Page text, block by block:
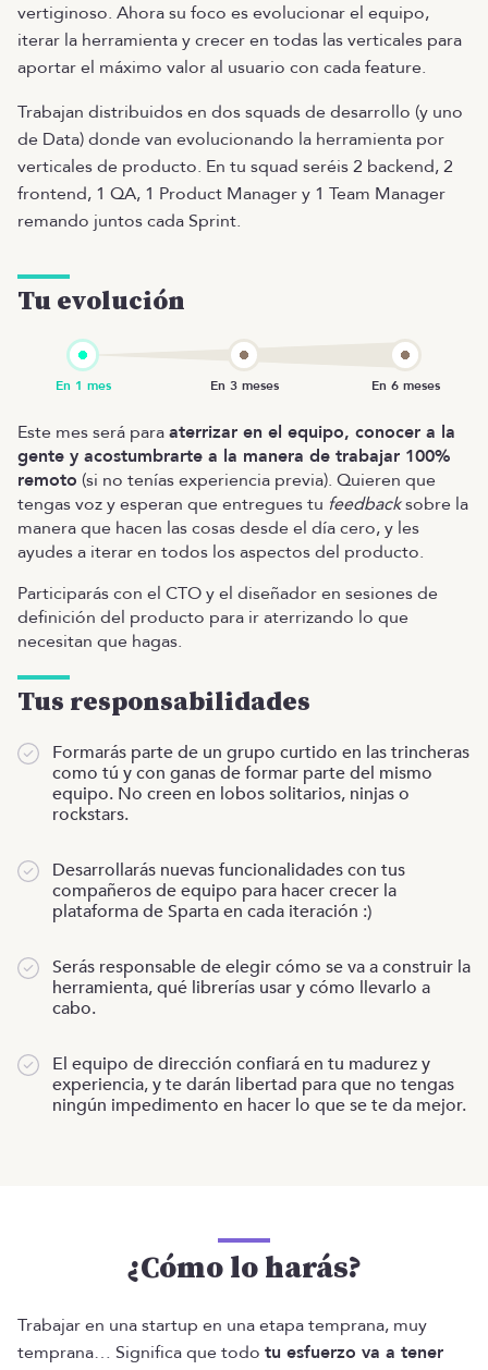
vertiginoso. Ahora su foco es evolucionar el equipo,
iterar la herramienta y crecer en todas las verticales para
aportar el máximo valor al usuario con cada feature.
Trabajan distribuidos en dos squads de desarrollo (y uno
de Data) donde van evolucionando la herramienta por
verticales de producto. En tu squad seréis 2 backend, 2
frontend, 1 QA, 1 Product Manager y 1 Team Manager
remando juntos cada Sprint.
Tu evolución
Este mes será paraaterrizar en el equipo, conocer a la
gente y acostumbrarte a la manera de trabajar 100%
remoto (si no tenías experiencia previa). Quieren que
tengas voz y esperan que entregues tu feedbacksobre la
manera que hacen las cosas desde el día cero, y les
ayudes a iterar en todos los aspectos del producto.
Participarás con el CTO y el diseñador en sesiones de
definición del producto para ir aterrizando lo que
necesitan que hagas.
Tus responsabilidades
Formarás parte de un grupo curtido en las trincheras
como tú y con ganas de formar parte del mismo
equipo. No creen en lobos solitarios, ninjas o
rockstars.
Desarrollarás nuevas funcionalidades con tus
compañeros de equipo para hacer crecer la
plataforma de Sparta en cada iteración :)
Serás responsable de elegir cómo se va a construir la
herramienta, qué librerías usar y cómo llevarlo a
cabo.
El equipo de dirección confiará en tu madurez y
experiencia, y te darán libertad para que no tengas
ningún impedimento en hacer lo que se te da mejor.
¿Cómo lo harás?
Trabajar en una startup en una etapa temprana, muy
temprana… Significa que todo tu esfuerzo va a tener